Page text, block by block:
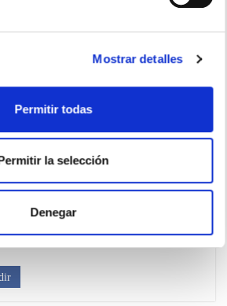
Mostrar detalles
Permitir todas
la selección
Denegar
TERAPIA FRIO/CALOR (10cm